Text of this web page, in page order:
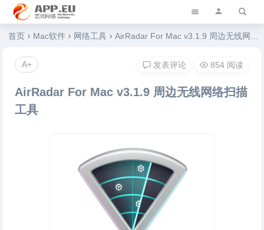
艺优软件乐园
首页 Mac软件 网络工具 AirRadar For Mac v3.1.9 周边无线网络扫描工具
AirRadar For Mac v3.1.9 周边无线网络扫描
工具
发表评论 854 阅读
A+